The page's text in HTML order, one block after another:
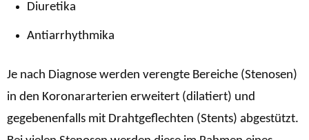
Diuretika
Antiarrhythmika
Je nach Diagnose werden verengte Bereiche (Stenosen)
in den Koronararterien erweitert (dilatiert) und
gegebenenfalls mit Drahtgeflechten (Stents) abgestützt.